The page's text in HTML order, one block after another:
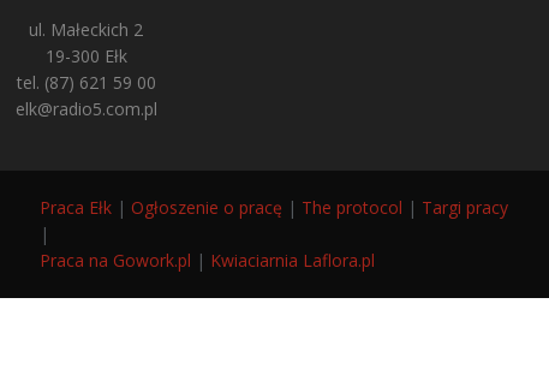
ul. Małeckich 2
19-300 Ełk
tel. (87) 621 59 00
elk@radio5.com.pl
Praca Ełk | Ogłoszenie o pracę | The protocol | Targi pracy
|
Praca na Gowork.pl | Kwiaciarnia Laflora.pl